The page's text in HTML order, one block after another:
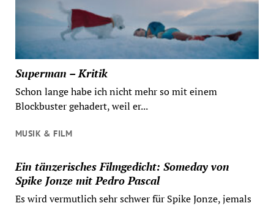
Superman – Kritik
Schon lange habe ich nicht mehr so mit einem
Blockbuster gehadert, weil er...
MUSIK & FILM
Ein tänzerisches Filmgedicht: Someday von
Spike Jonze mit Pedro Pascal
Es wird vermutlich sehr schwer für Spike Jonze, jemals